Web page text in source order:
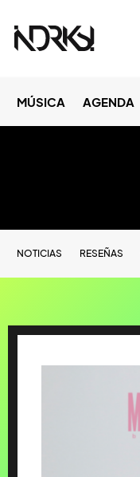
MÚSICA AGENDA
NOTICIAS RESEÑAS